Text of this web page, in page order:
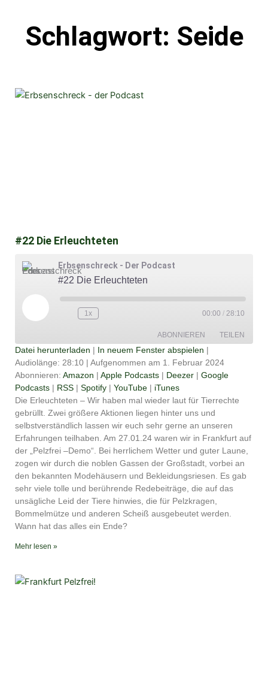
Schlagwort: Seide
#22 Die Erleuchteten
Erbsenschreck - Der Podcast
#22 Die Erleuchteten
1x 00:00 / 28:10
ABONNIEREN TEILEN
Amazon
Deezer Google Podcasts
RSS Spotify
YouTube iTunes
RSS FEED
TEILEN
LINK
EMBED
Datei herunterladen | In neuem Fenster abspielen |
Audiolänge: 28:10 | Aufgenommen am 1. Februar 2024
Abonnieren: Amazon | Apple Podcasts | Deezer | Google
Podcasts | RSS | Spotify | YouTube | iTunes
Die Erleuchteten – Wir haben mal wieder laut für Tierrechte
gebrüllt. Zwei größere Aktionen liegen hinter uns und
selbstverständlich lassen wir euch sehr gerne an unseren
Erfahrungen teilhaben. Am 27.01.24 waren wir in Frankfurt auf
der „Pelzfrei –Demo“. Bei herrlichem Wetter und guter Laune,
zogen wir durch die noblen Gassen der Großstadt, vorbei an
den bekannten Modehäusern und Bekleidungsriesen. Es gab
sehr viele tolle und berührende Redebeiträge, die auf das
unsägliche Leid der Tiere hinwies, die für Pelzkragen,
Bommelmütze und anderen Scheiß ausgebeutet werden.
Wann hat das alles ein Ende?
Mehr lesen »